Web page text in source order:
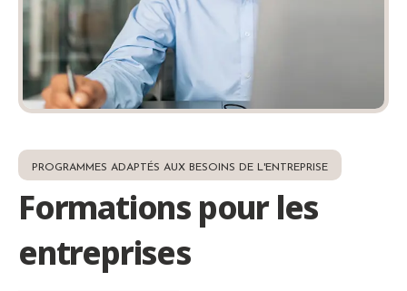
PROGRAMMES ADAPTÉS AUX BESOINS DE L'ENTREPRISE
Formations pour les
entreprises